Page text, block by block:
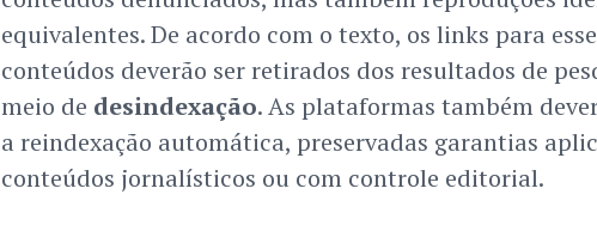
equivalentes. De acordo com o texto, os links para
conteúdos deverão ser retirados dos resultados de
meio de desindexação. As plataformas também
a reindexação automática, preservadas garantias
conteúdos jornalísticos ou com controle editorial.